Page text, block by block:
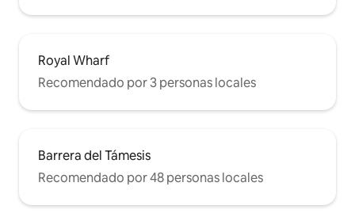
Royal Wharf
Recomendado por 3 personas locales
Barrera del Támesis
Recomendado por 48 personas locales